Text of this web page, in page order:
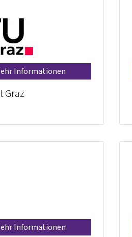
Informationen
Graz
Informationen